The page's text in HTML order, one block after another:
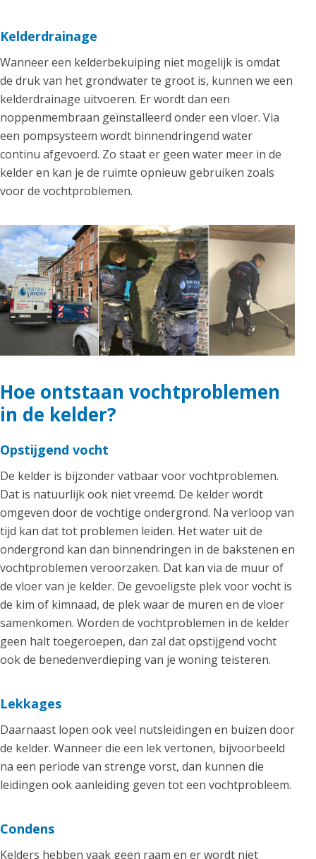
Kelderdrainage
Wanneer een kelderbekuiping niet mogelijk is omdat
de druk van het grondwater te groot is, kunnen we een
kelderdrainage uitvoeren. Er wordt dan een
noppenmembraan geïnstalleerd onder een vloer. Via
een pompsysteem wordt binnendringend water
continu afgevoerd. Zo staat er geen water meer in de
kelder en kan je de ruimte opnieuw gebruiken zoals
voor de vochtproblemen.
Hoe ontstaan vochtproblemen
in de kelder?
Opstijgend vocht
De kelder is bijzonder vatbaar voor vochtproblemen.
Dat is natuurlijk ook niet vreemd. De kelder wordt
omgeven door de vochtige ondergrond. Na verloop van
tijd kan dat tot problemen leiden. Het water uit de
ondergrond kan dan binnendringen in de bakstenen en
vochtproblemen veroorzaken. Dat kan via de muur of
de vloer van je kelder. De gevoeligste plek voor vocht is
de kim of kimnaad, de plek waar de muren en de vloer
samenkomen. Worden de vochtproblemen in de kelder
geen halt toegeroepen, dan zal dat opstijgend vocht
ook de benedenverdieping van je woning teisteren.
Lekkages
Daarnaast lopen ook veel nutsleidingen en buizen door
de kelder. Wanneer die een lek vertonen, bijvoorbeeld
na een periode van strenge vorst, dan kunnen die
leidingen ook aanleiding geven tot een vochtprobleem.
Condens
Kelders hebben vaak geen raam en er wordt niet